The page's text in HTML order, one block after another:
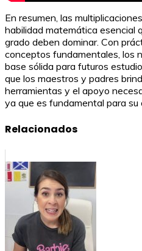
En resumen, las
habilidad matemática esencial
grado deben dominar. Con
conceptos fundamentales, los
base sólida para futuros
que los maestros y padres
herramientas y el apoyo
ya que es fundamental para su
Relacionados